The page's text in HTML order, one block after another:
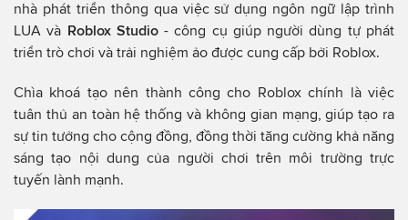
nhà phát triển thông qua việc sử dụng ngôn ngữ lập trình
LUA và Roblox Studio- công cụ giúp người dùng tự phát
triển trò chơi và trải nghiệm ảo được cung cấp bởi Roblox.
Chìa khoá tạo nên thành công cho Roblox chính là việc
tuân thủ an toàn hệ thống và không gian mạng, giúp tạo ra
sự tin tưởng cho cộng đồng, đồng thời tăng cường khả năng
sáng tạo nội dung của người chơi trên môi trường trực
tuyến lành mạnh.